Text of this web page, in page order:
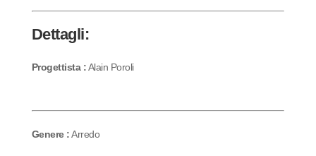
Dettagli:
Progettista :Alain Poroli
Genere :Arredo